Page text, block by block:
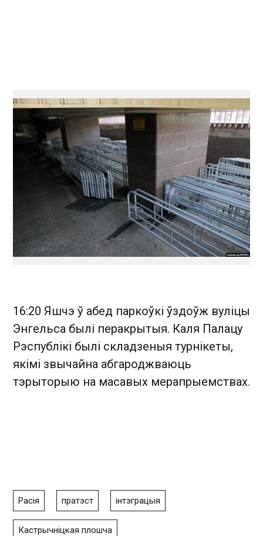
16:20 Яшчэ ў абед паркоўкі ўздоўж вуліцы
Энгельса былі перакрытыя. Каля Палацу
Рэспублікі былі складзеныя турнікеты,
якімі звычайна абгароджваюць
тэрыторыю на масавых мерапрыемствах.
Расія пратэст інтэграцыя
Кастрычніцкая плошча